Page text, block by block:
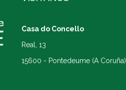
Casa do Concello
Real, 13
15600 - Pontedeume (A Coruña)